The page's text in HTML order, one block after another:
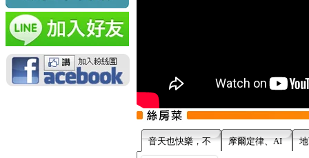
音天也快樂，不 摩爾定律、AI